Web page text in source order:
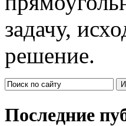
задачу,
решение.
Последние